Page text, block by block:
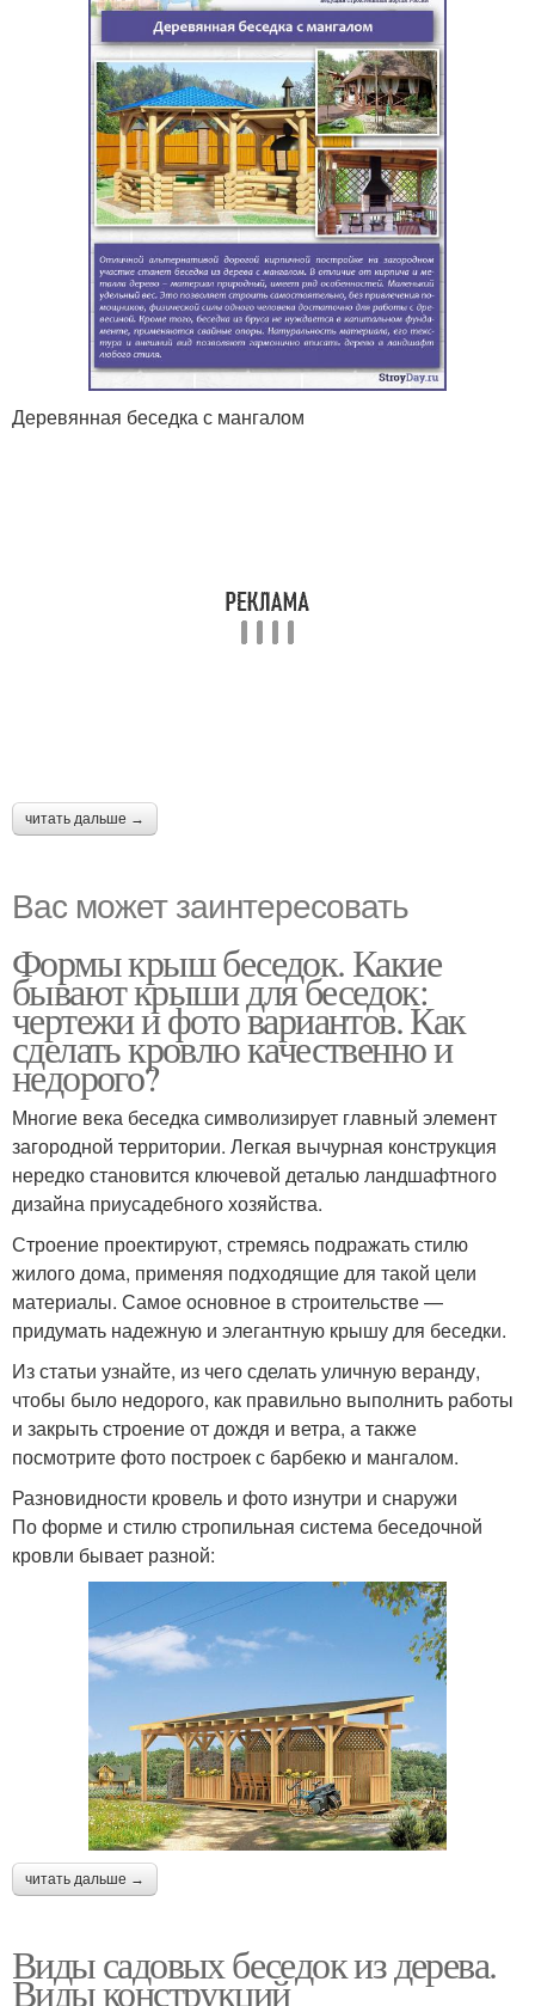
Деревянная беседка с мангалом
читать дальше →
Вас может заинтересовать
Формы крыш беседок. Какие
бывают крыши для беседок:
чертежи и фото вариантов. Как
сделать кровлю качественно и
недорого?
Многие века беседка символизирует главный элемент
загородной территории. Легкая вычурная конструкция
нередко становится ключевой деталью ландшафтного
дизайна приусадебного хозяйства.
Строение проектируют, стремясь подражать стилю
жилого дома, применяя подходящие для такой цели
материалы. Самое основное в строительстве —
придумать надежную и элегантную крышу для беседки.
Из статьи узнайте, из чего сделать уличную веранду,
чтобы было недорого, как правильно выполнить работы
и закрыть строение от дождя и ветра, а также
посмотрите фото построек с барбекю и мангалом.
Разновидности кровель и фото изнутри и снаружи
По форме и стилю стропильная система беседочной
кровли бывает разной:
читать дальше →
Виды садовых беседок из дерева.
Виды конструкций